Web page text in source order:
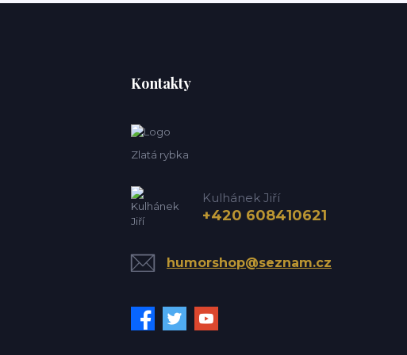
Kontakty
Zlatá rybka
Kulhánek Jiří
+420 608410621
humorshop@seznam.cz